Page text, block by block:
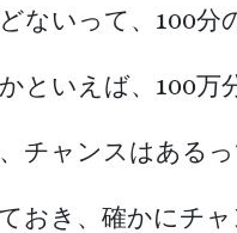
ないって、100分
といえば、100万
チャンスはあるっ
おき、確かにチ